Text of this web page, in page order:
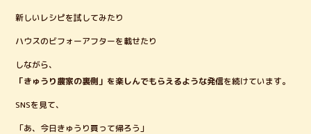
新しいレシピを試してみたり
ハウスのビフォーアフターを載せたり
しながら、
「きゅうり農家の裏側」を楽しんでもらえるような発信を続けています。
SNSを見て、
「あ、今日きゅうり買って帰ろう」